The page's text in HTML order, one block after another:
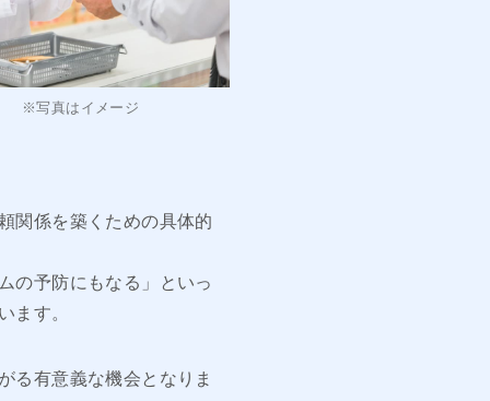
※写真はイメージ
関係を築くための具体的
の予防にもなる」といっ
ます。
る有意義な機会となりま